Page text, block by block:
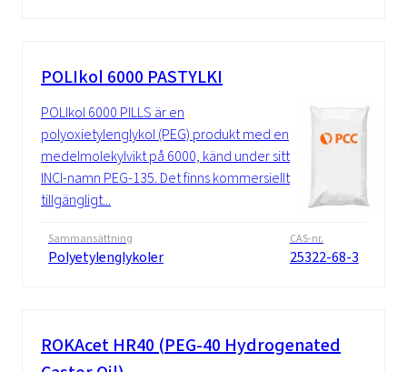
POLIkol 6000 PASTYLKI
POLIkol 6000 PILLS är en
polyoxietylenglykol (PEG) produkt med en
medelmolekylvikt på 6000, känd under sitt
INCI-namn PEG-135. Det finns kommersiellt
tillgängligt...
Sammansättning
Polyetylenglykoler
CAS-nr.
25322-68-3
ROKAcet HR40 (PEG-40 Hydrogenated